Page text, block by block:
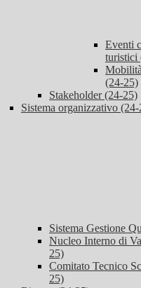
Eventi
turistici
(24-25)
Stakeholder (24-25)
Sistema organizzativo
Sistema Gestione
Nucleo Interno di
25)
Comitato Tecnico
25)